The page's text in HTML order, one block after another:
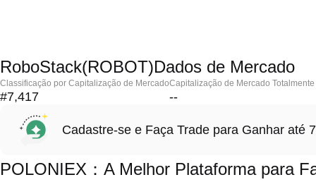
RoboStack(ROBOT)Dados de Mercado
Classificação por Capitalização de Mercado
#7,417
Capitalização de Mercado
--
Cadastre-se e Faça Trade para Ganhar até
POLONIEX：A Melhor Plataforma para